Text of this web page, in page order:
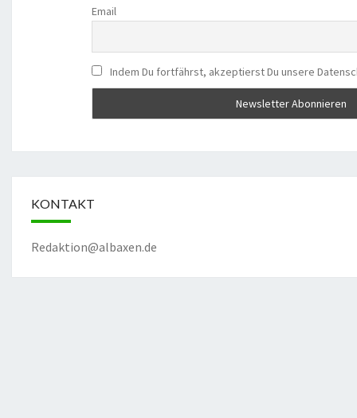
Email
Indem Du fortfährst, akzeptierst Du unsere
KONTAKT
Redaktion@albaxen.de